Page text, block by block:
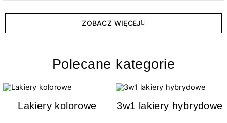
ZOBACZ WIĘCEJ
Polecane kategorie
Lakiery kolorowe 3w1 lakiery hybrydowe